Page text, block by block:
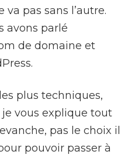
va pas sans l’autre.
avons parlé
de domaine et
plus techniques,
vous explique tout
pas le choix il
pouvoir passer à